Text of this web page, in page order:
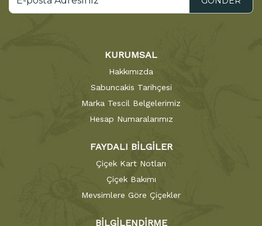
KURUMSAL
Hakkımızda
Sabuncakis Tarihçesi
Marka Tescil Belgelerimiz
Hesap Numaralarımız
FAYDALI BİLGİLER
Çiçek Kart Notları
Çiçek Bakımı
Mevsimlere Göre Çiçekler
BİLGİLENDİRME